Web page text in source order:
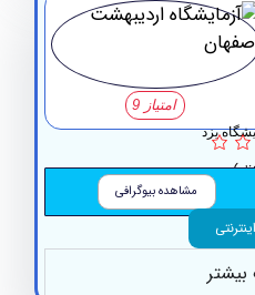
مشاهده بیوگرافی